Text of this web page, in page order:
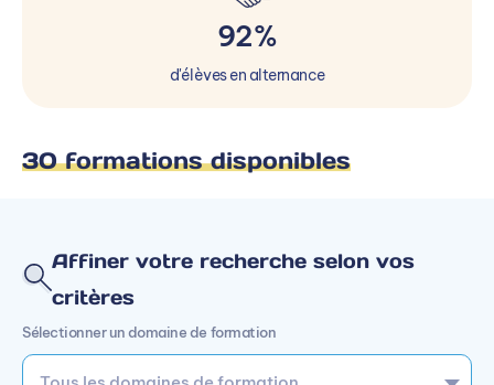
92%
d'élèves en alternance
30 formations disponibles
Affiner votre recherche selon vos
critères
Sélectionner un domaine de formation